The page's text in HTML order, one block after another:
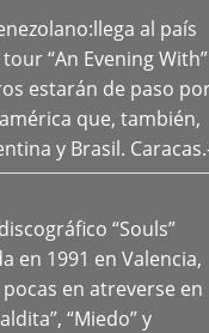
al país
“An Evening With”
estarán de paso
que, también,
y Brasil.
“Souls”
en 1991 en Valencia,
en atreverse en
“Miedo” y